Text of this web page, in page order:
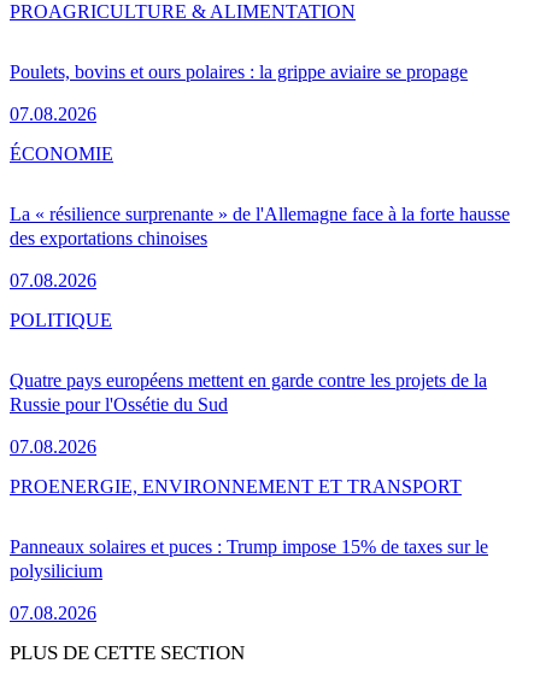
Poulets, bovins et ours polaires : la grippe aviaire se propage
07.08.2026
PROAGRICULTURE & ALIMENTATION
La « résilience surprenante » de l'Allemagne face à la forte hausse
des exportations chinoises
07.08.2026
ÉCONOMIE
Quatre pays européens mettent en garde contre les projets de la
Russie pour l'Ossétie du Sud
07.08.2026
POLITIQUE
Panneaux solaires et puces : Trump impose 15% de taxes sur le
polysilicium
07.08.2026
PROENERGIE, ENVIRONNEMENT ET TRANSPORT
PLUS DE CETTE SECTION